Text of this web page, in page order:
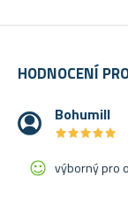
HODNOCENÍ
Bohumill
★★★★★
★★★★★
výborný pro